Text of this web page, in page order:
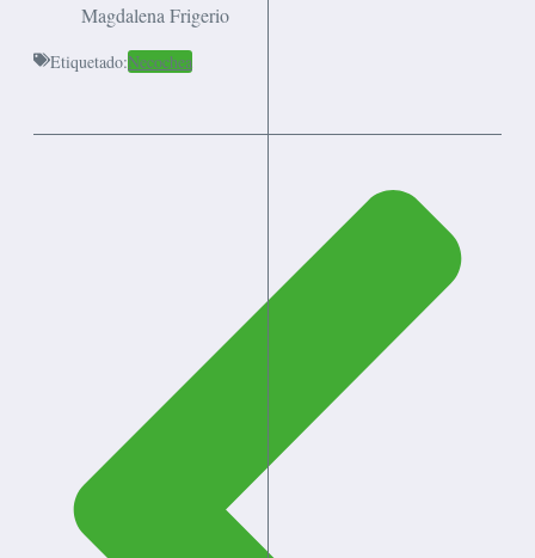
Magdalena Frigerio
Etiquetado:Necochea